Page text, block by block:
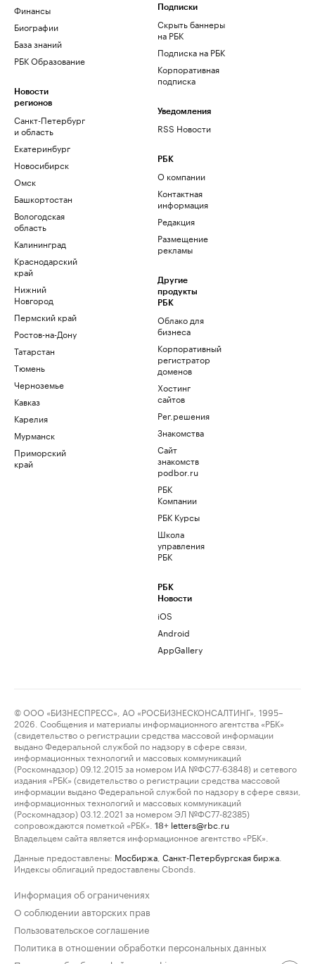
Финансы
Биографии
База знаний
РБК Образование
Новости
регионов
Санкт-Петербург
и область
Екатеринбург
Новосибирск
Омск
Башкортостан
Вологодская
область
Калининград
Краснодарский
край
Нижний
Новгород
Пермский край
Ростов-на-Дону
Татарстан
Тюмень
Черноземье
Кавказ
Карелия
Мурманск
Приморский
край
Подписки
Скрыть баннеры
на РБК
Подписка на РБК
Корпоративная
подписка
Уведомления
RSS Новости
РБК
О компании
Контактная
информация
Редакция
Размещение
рекламы
Другие
продукты
РБК
Облако для
бизнеса
Корпоративный
регистратор
доменов
Хостинг
сайтов
Рег.решения
Знакомства
Сайт
знакомств
podbor.ru
РБК
Компании
РБК Курсы
Школа
управления
РБК
РБК
Новости
iOS
Android
AppGallery
© ООО «БИЗНЕСПРЕСС», АО «РОСБИЗНЕСКОНСАЛТИНГ», 1995–
2026. Сообщения и материалы информационного агентства «РБК»
(свидетельство о регистрации средства массовой информации
выдано Федеральной службой по надзору в сфере связи,
информационных технологий и массовых коммуникаций
(Роскомнадзор) 09.12.2015 за номером ИА №ФС77-63848) и сетевого
издания «РБК» (свидетельство о регистрации средства массовой
информации выдано Федеральной службой по надзору в сфере связи,
информационных технологий и массовых коммуникаций
(Роскомнадзор) 03.12.2021 за номером ЭЛ №ФС77-82385)
сопровождаются пометкой «РБК».
18+ letters@rbc.ru
Владельцем сайта является информационное агентство «РБК».
Данные предоставлены: Мосбиржа Санкт-Петербургская биржа
Индексы облигаций предоставлены Cbonds.
Информация об ограничениях
О соблюдении авторских прав
Пользовательское соглашение
Политика в отношении обработки персональных данных